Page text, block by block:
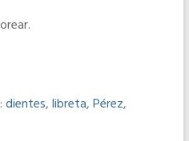
dientes,libreta,Pérez,